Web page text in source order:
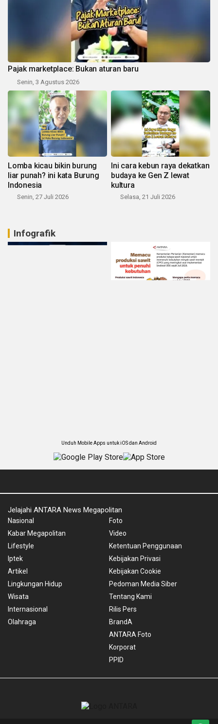
Pajak marketplace: Bukan aturan baru
Senin, 3 Agustus 2026
Lomba kicau bikin burung
liar punah? ini kata Burung
Indonesia
Senin, 27 Juli 2026
Ini cara kebun raya dekatkan
budaya ke Gen Z lewat
kultura
Selasa, 21 Juli 2026
Infografik
Unduh Mobile Apps untuk iOS dan Android
Jelajahi ANTARA News Megapolitan
Nasional
Kabar Megapolitan
Lifestyle
Iptek
Artikel
Lingkungan Hidup
Wisata
Internasional
Olahraga
Foto
Video
Ketentuan Penggunaan
Kebijakan Privasi
Kebijakan Cookie
Pedoman Media Siber
Tentang Kami
Rilis Pers
BrandA
ANTARA Foto
Korporat
PPID